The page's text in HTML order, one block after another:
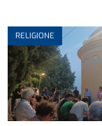
RELIGIONE